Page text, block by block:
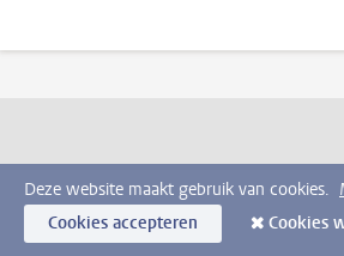
Deze website maakt gebruik van cookies.
Cookies accepteren
Cookies